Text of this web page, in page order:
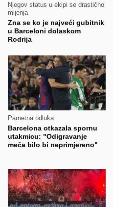
Njegov status u ekipi se drastično
mijenja
Zna se ko je najveći gubitnik
u Barceloni dolaskom
Rodrija
Pametna odluka
Barcelona otkazala spornu
utakmicu: "Odigravanje
meča bilo bi neprimjereno"